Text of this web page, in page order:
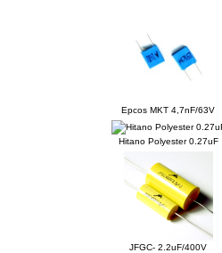
Epcos MKT 4,7nF/63V
Hitano Polyester 0.27uF
JFGC- 2.2uF/400V